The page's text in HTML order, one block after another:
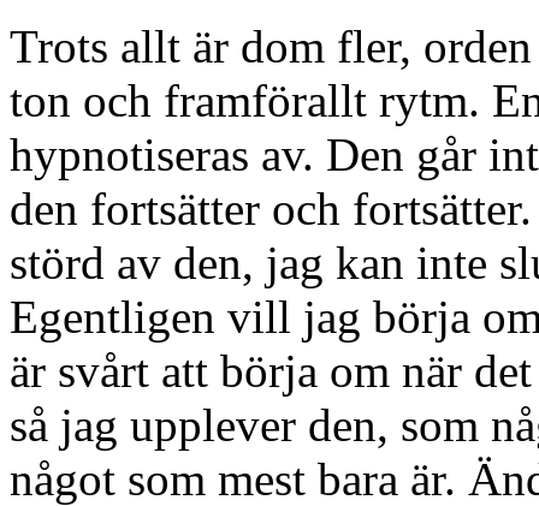
Trots allt är dom fler,
ton och framförallt rytm.
hypnotiseras av. Den går
den fortsätter och
störd av den, jag kan inte
Egentligen vill jag börja
är svårt att börja om när
så jag upplever den, som
något som mest bara är.